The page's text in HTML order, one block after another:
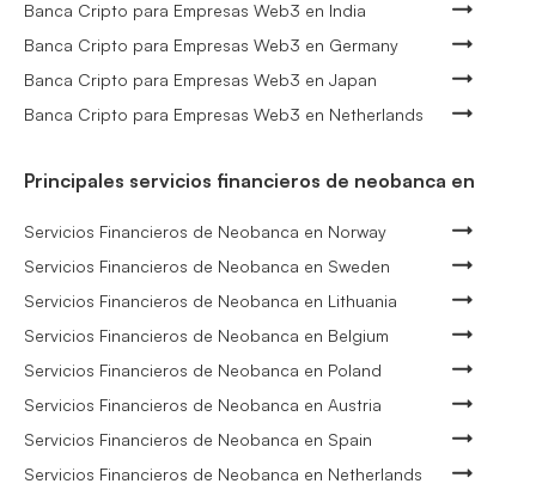
Banca Cripto para Empresas Web3 en India
Banca Cripto para Empresas Web3 en Germany
Banca Cripto para Empresas Web3 en Japan
Banca Cripto para Empresas Web3 en Netherlands
Principales servicios financieros de neobanca en
Servicios Financieros de Neobanca en Norway
Servicios Financieros de Neobanca en Sweden
Servicios Financieros de Neobanca en Lithuania
Servicios Financieros de Neobanca en Belgium
Servicios Financieros de Neobanca en Poland
Servicios Financieros de Neobanca en Austria
Servicios Financieros de Neobanca en Spain
Servicios Financieros de Neobanca en Netherlands